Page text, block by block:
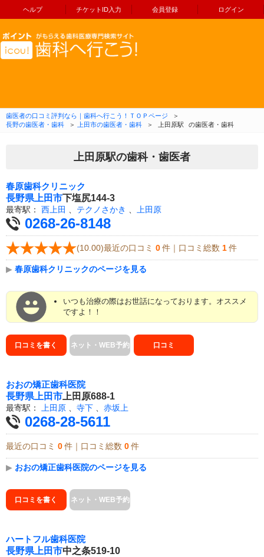
ヘルプ チケットID入力 会員登録 ログイン
コンテンツへ移動
歯医者の口コミ評判なら｜歯科へ行こう！ＴＯＰページ
＞
長野の歯医者・歯科
＞ 上田市の歯医者・歯科 ＞ 上田原駅 の歯医者・歯科
上田原駅の歯科・歯医者
春原歯科クリニック
長野県 上田市下塩尻144-3
最寄駅： 西上田 テクノさかき 上田原
0268-26-8148
(10.00)最近の口コミ 0 件｜口コミ総数 1 件
▶ 春原歯科クリニックのページを見る
いつも治療の際はお世話になっております。オススメ
ですよ！！
口コミを書く ネット・WEB予約 口コミ
おおの矯正歯科医院
長野県 上田市 上田原688-1
最寄駅： 上田原 、 寺下 、 赤坂上
0268-28-5611
最近の口コミ 0 件｜口コミ総数 0 件
▶ おおの矯正歯科医院のページを見る
口コミを書く ネット・WEB予約
ハートフル歯科医院
長野県 上田市中之条519-10